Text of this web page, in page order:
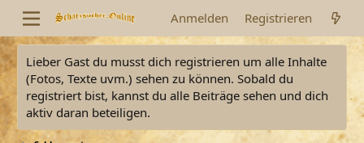
Anmelden Registrieren
Lieber Gast du musst dich registrieren um alle Inhalte
(Fotos, Texte uvm.) sehen zu können. Sobald du
registriert bist, kannst du alle Beiträge sehen und dich
aktiv daran beteiligen.